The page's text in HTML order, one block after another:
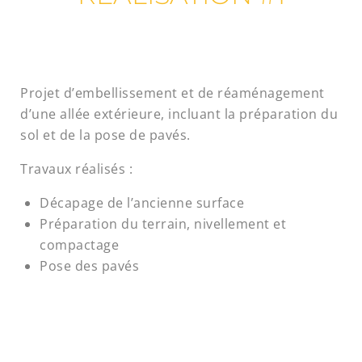
Projet d’embellissement et de réaménagement
d’une allée extérieure, incluant la préparation du
sol et de la pose de pavés.
Travaux réalisés :
Décapage de l’ancienne surface
Préparation du terrain, nivellement et
compactage
Pose des pavés